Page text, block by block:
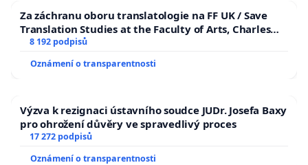
Za záchranu oboru translatologie na FF UK / Save
Translation Studies at the Faculty of Arts, Charles
University
8 192 podpisů
Oznámení o transparentnosti
Výzva k rezignaci ústavního soudce JUDr. Josefa Baxy
pro ohrožení důvěry ve spravedlivý proces
17 272 podpisů
Oznámení o transparentnosti